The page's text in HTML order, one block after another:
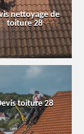
nettoyage de
toiture 28
toiture 28